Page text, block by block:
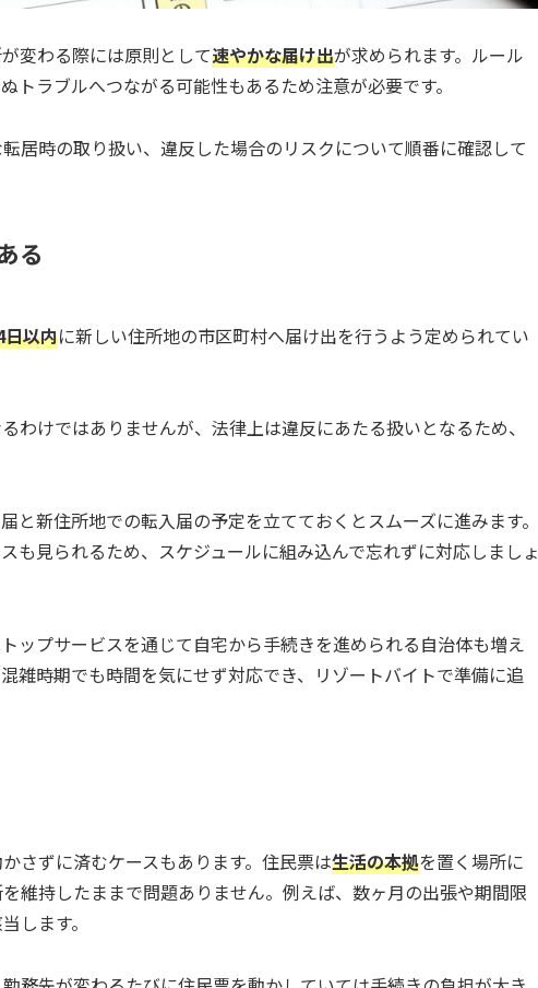
変わる際には原則として速やかな届け出が求められます。ルール
ラブルへつながる可能性もあるため注意が必要です。
居時の取り扱い、違反した場合のリスクについて順番に確認して
る
以内に新しい住所地の市区町村へ届け出を行うよう定められてい
わけではありませんが、法律上は違反にあたる扱いとなるため、
新住所地での転入届の予定を立てておくとスムーズに進みます。
も見られるため、スケジュールに組み込んで忘れずに対応しましょ
ップサービスを通じて自宅から手続きを進められる自治体も増え
雑時期でも時間を気にせず対応でき、リゾートバイトで準備に追
さずに済むケースもあります。住民票は生活の本拠を置く場所に
維持したままで問題ありません。例えば、数ヶ月の出張や期間限
します。